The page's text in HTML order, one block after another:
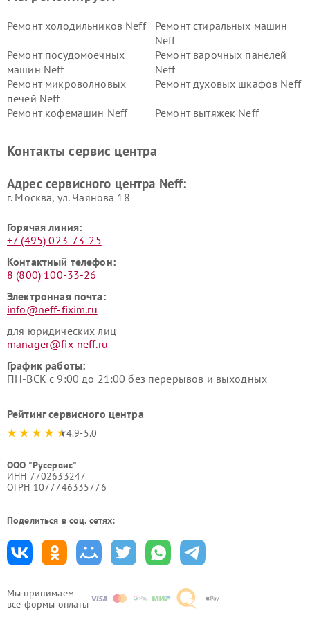
Мы принимаем
все формы оплаты
Ремонт холодильников Neff
Ремонт стиральных машин
Neff
Ремонт посудомоечных
машин Neff
Ремонт варочных панелей
Neff
Ремонт микроволновых
печей Neff
Ремонт духовых шкафов Neff
Ремонт кофемашин Neff Ремонт вытяжек Neff
Контакты сервис центра
Адрес сервисного центра Neff:
г. Москва, ул. Чаянова 18
Горячая линия:
+7 (495) 023-73-25
Контактный телефон:
8 (800) 100-33-26
Электронная почта:
info@neff-fixim.ru
для юридических лиц
manager@fix-neff.ru
График работы:
ПН-ВСК с 9:00 до 21:00 без перерывов и выходных
Рейтинг сервисного центра
4.9-5.0
ООО "Русервис"
ИНН 7702633247
ОГРН 1077746335776
Поделиться в соц. сетях: